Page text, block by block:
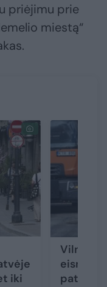
priėjimu prie
miestą“
iki
Vilniaus
eismas
pat